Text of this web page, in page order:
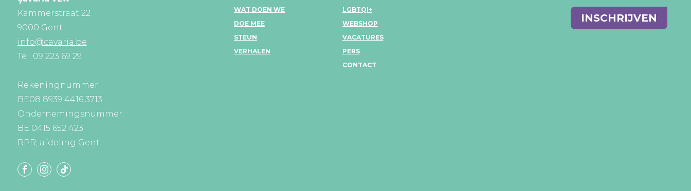
Kammerstraat 22
9000 Gent
info@cavaria.be
Tel: 09 223 69 29
Rekeningnummer:
BE08 8939 4416 3713
Ondernemingsnummer:
BE 0415 652 423
RPR, afdeling Gent
WAT DOEN WE
DOE MEE
STEUN
VERHALEN
LGBTQI+
WEBSHOP
VACATURES
PERS
CONTACT
mail
INSCHRIJVEN